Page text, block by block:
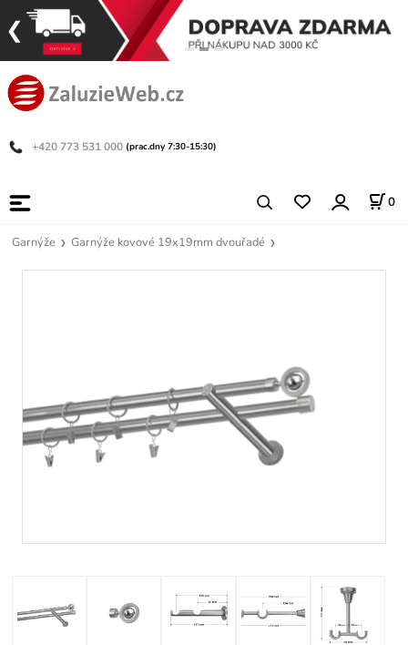
+420 773 531 000 (prac.dny 7:30-15:30)
0
Garnýže Garnýže kovové 19x19mm dvouřadé